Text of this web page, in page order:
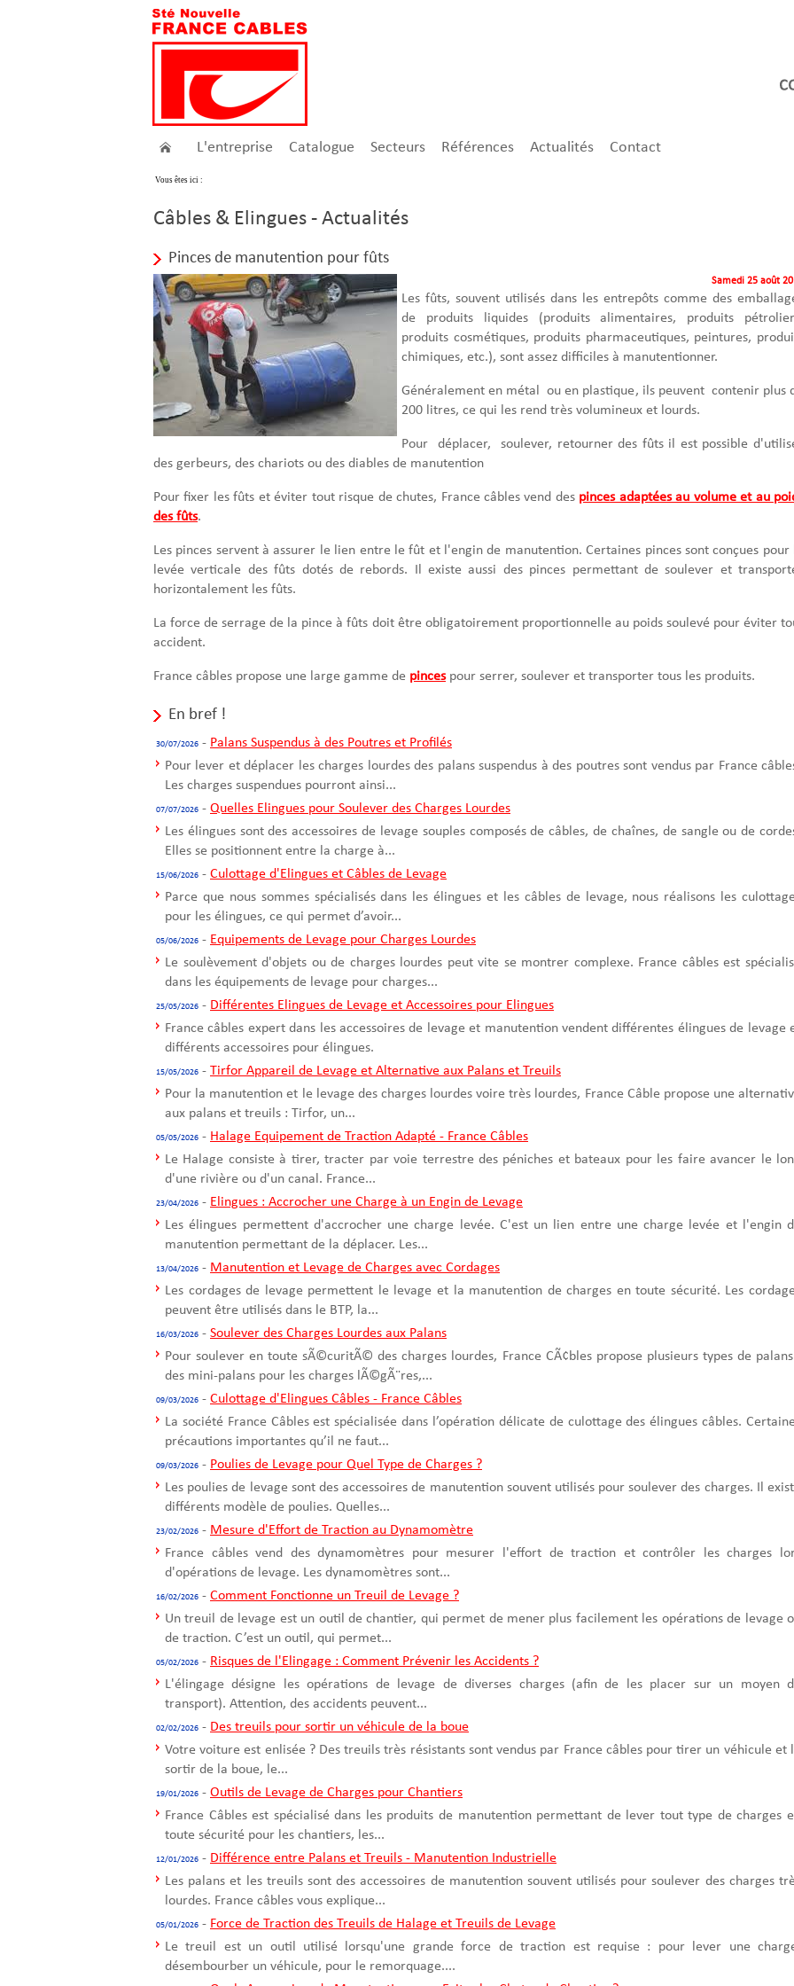
L'entreprise Catalogue Secteurs Références Actualités Contact
Vous êtes ici :
Câbles & Elingues - Actualités
Pinces de manutention pour fûts
Samedi 25 août
Les fûts, souvent utilisés dans les entrepôts comme des
de produits liquides (produits alimentaires, produits
produits cosmétiques, produits pharmaceutiques, peintures,
chimiques, etc.), sont assez difficiles à manutentionner.
Généralement en métal ou en plastique, ils peuvent contenir plus
200 litres, ce qui les rend très volumineux et lourds.
Pour déplacer, soulever, retourner des fûts il est possible
des gerbeurs, des chariots ou des diables de manutention
Pour fixer les fûts et éviter tout risque de chutes, France câbles vend des pinces adaptées au volume et au
des fûts.
Les pinces servent à assurer le lien entre le fût et l'engin de manutention. Certaines pinces sont conçues pour
levée verticale des fûts dotés de rebords. Il existe aussi des pinces permettant de soulever et
horizontalement les fûts.
La force de serrage de la pince à fûts doit être obligatoirement proportionnelle au poids soulevé pour éviter
accident.
France câbles propose une large gamme de pincespour serrer, soulever et transporter tous les produits.
En bref !
30/07/2026 - Palans Suspendus à des Poutres et Profilés
Pour lever et déplacer les charges lourdes des palans suspendus à des poutres sont vendus par France
Les charges suspendues pourront ainsi...
07/07/2026 - Quelles Elingues pour Soulever des Charges Lourdes
Les élingues sont des accessoires de levage souples composés de câbles, de chaînes, de sangle ou de
Elles se positionnent entre la charge à...
15/06/2026 - Culottage d'Elingues et Câbles de Levage
Parce que nous sommes spécialisés dans les élingues et les câbles de levage, nous réalisons les
pour les élingues, ce qui permet d’avoir...
05/06/2026 - Equipements de Levage pour Charges Lourdes
Le soulèvement d'objets ou de charges lourdes peut vite se montrer complexe. France câbles est
dans les équipements de levage pour charges...
25/05/2026 - Différentes Elingues de Levage et Accessoires pour Elingues
France câbles expert dans les accessoires de levage et manutention vendent différentes élingues de levage
différents accessoires pour élingues.
15/05/2026 - Tirfor Appareil de Levage et Alternative aux Palans et Treuils
Pour la manutention et le levage des charges lourdes voire très lourdes, France Câble propose une
aux palans et treuils : Tirfor, un...
05/05/2026 - Halage Equipement de Traction Adapté - France Câbles
Le Halage consiste à tirer, tracter par voie terrestre des péniches et bateaux pour les faire avancer le
d'une rivière ou d'un canal. France...
23/04/2026 - Elingues : Accrocher une Charge à un Engin de Levage
Les élingues permettent d'accrocher une charge levée. C'est un lien entre une charge levée et l'engin
manutention permettant de la déplacer. Les...
13/04/2026 - Manutention et Levage de Charges avec Cordages
Les cordages de levage permettent le levage et la manutention de charges en toute sécurité. Les
peuvent être utilisés dans le BTP, la...
16/03/2026 - Soulever des Charges Lourdes aux Palans
Pour soulever en toute sÃ©curitÃ© des charges lourdes, France CÃ¢bles propose plusieurs types de
des mini-palans pour les charges lÃ©gÃ¨res,...
09/03/2026 - Culottage d'Elingues Câbles - France Câbles
La société France Câbles est spécialisée dans l’opération délicate de culottage des élingues câbles.
précautions importantes qu’il ne faut...
09/03/2026 - Poulies de Levage pour Quel Type de Charges ?
Les poulies de levage sont des accessoires de manutention souvent utilisés pour soulever des charges. Il
différents modèle de poulies. Quelles...
23/02/2026 - Mesure d'Effort de Traction au Dynamomètre
France câbles vend des dynamomètres pour mesurer l'effort de traction et contrôler les charges
d'opérations de levage. Les dynamomètres sont...
16/02/2026 - Comment Fonctionne un Treuil de Levage ?
Un treuil de levage est un outil de chantier, qui permet de mener plus facilement les opérations de levage
de traction. C’est un outil, qui permet...
05/02/2026 - Risques de l'Elingage : Comment Prévenir les Accidents ?
L'élingage désigne les opérations de levage de diverses charges (afin de les placer sur un moyen
transport). Attention, des accidents peuvent...
02/02/2026 - Des treuils pour sortir un véhicule de la boue
Votre voiture est enlisée ? Des treuils très résistants sont vendus par France câbles pour tirer un véhicule et
sortir de la boue, le...
19/01/2026 - Outils de Levage de Charges pour Chantiers
France Câbles est spécialisé dans les produits de manutention permettant de lever tout type de charges
toute sécurité pour les chantiers, les...
12/01/2026 - Différence entre Palans et Treuils - Manutention Industrielle
Les palans et les treuils sont des accessoires de manutention souvent utilisés pour soulever des charges
lourdes. France câbles vous explique...
05/01/2026 - Force de Traction des Treuils de Halage et Treuils de Levage
Le treuil est un outil utilisé lorsqu'une grande force de traction est requise : pour lever une
désembourber un véhicule, pour le remorquage....